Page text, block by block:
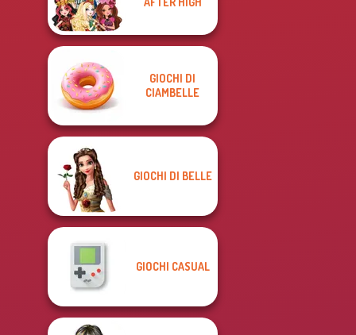
GIOCHI DI
CIAMBELLE
GIOCHI DI BELLE
GIOCHI CASUAL